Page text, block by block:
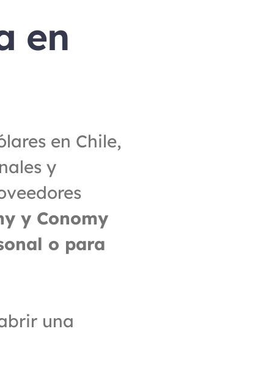
en
en Chile,
y
y Conomy
o para
una